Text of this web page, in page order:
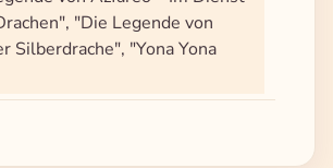
"Die Legende von
Silberdrache", "Yona Yona